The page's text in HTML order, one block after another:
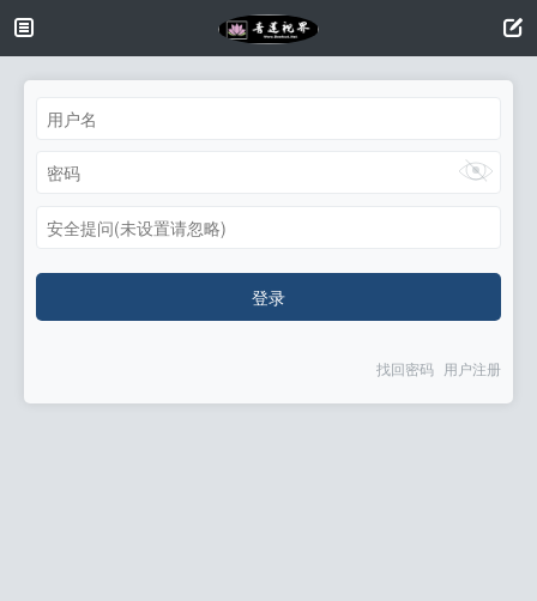
安全提问(未设置请忽略)
登录
找回密码 用户注册